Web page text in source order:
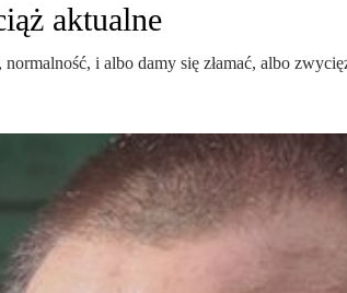
aktualne
i albo damy się złamać, albo